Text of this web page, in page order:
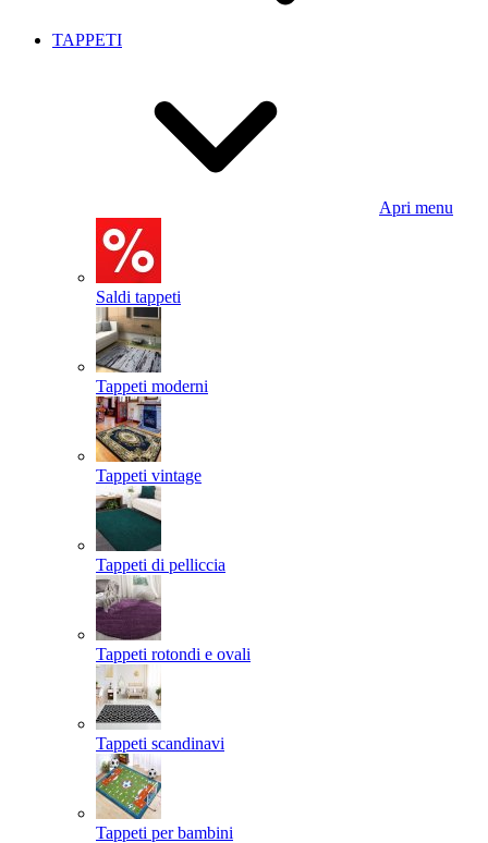
TAPPETI
Apri menu
Saldi tappeti
Tappeti moderni
Tappeti vintage
Tappeti di pelliccia
Tappeti rotondi e ovali
Tappeti scandinavi
Tappeti per bambini